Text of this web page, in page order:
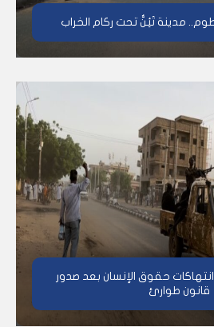
مدينة تَئِنُّ تحت ركام الخراب
حقوق الإنسان بعد صدور
قانون طوارئ